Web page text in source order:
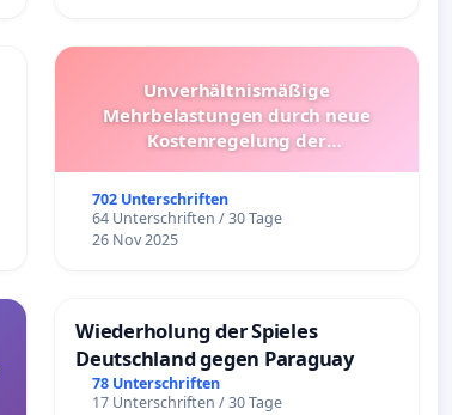
Unverhältnismäßige
Mehrbelastungen durch neue
Kostenregelung der
Überprüfung und Alternativen
702 Unterschriften
64 Unterschriften / 30 Tage
26 Nov 2025
Wiederholung der Spieles
Deutschland gegen Paraguay
78 Unterschriften
17 Unterschriften / 30 Tage